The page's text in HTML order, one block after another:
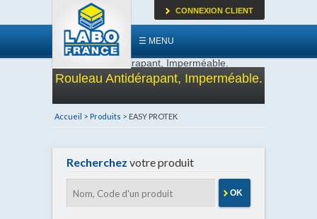
☰ MENU
CONNEXION CLIENT
Rouleau Antidérapant, Imperméable.
Accueil > Produits > EASY PROTEK
Recherchez votre produit
OK